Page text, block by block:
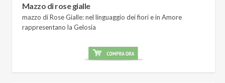
Mazzo di rose gialle
mazzo di Rose Gialle: nel linguaggio dei fiori e in Amore
rappresentano la Gelosia